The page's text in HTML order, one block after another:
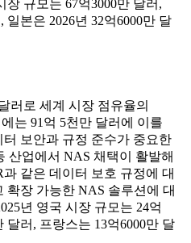
장 규모는 67억3000만 달러,
일본은 2026년 32억6000만 달
러로 세계 시장 점유율의
는 91억 5천만 달러에 이를
보안과 규정 준수가 중요한
산업에서 NAS 채택이 활발해
같은 데이터 보호 규정에 대
확장 가능한 NAS 솔루션에 대
년 영국 시장 규모는 24억
달러, 프랑스는 13억6000만 달